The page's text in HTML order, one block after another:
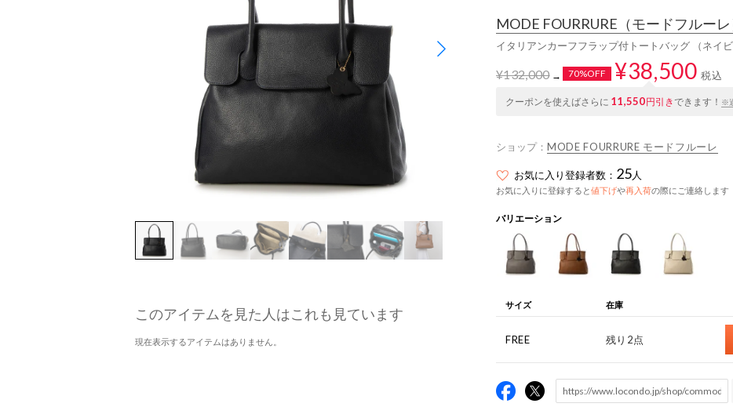
このアイテムを見た人はこれも見ています
現在表示するアイテムはありません。
MODE FOURRURE （モードフルーレ
イタリアンカーフフラップ付トートバッグ （ネイビ
¥132,000→ 70%OFF ¥38,500 税込
クーポンを使えばさらに 11,550円引きできます！ ※
ショップ： MODE FOURRURE モードフルーレ
お気に入り登録者数： 25人
お気に入りに登録すると値下げや再入荷の際にご連絡します
バリエーション
サイズ 在庫
FREE 残り2点